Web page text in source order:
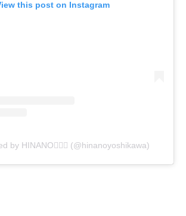
this post on Instagram
by HINANO🧘🏽‍♀️ (@hinanoyoshikawa)